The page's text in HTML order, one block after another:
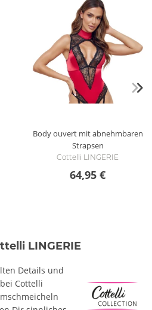
Body ouvert mit abnehmbaren
Strapsen
Cottelli LINGERIE
64,95 €
LINGERIE
Details und
Cottelli